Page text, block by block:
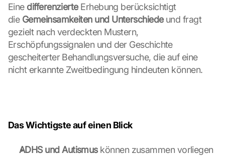
Eine differenzierte Erhebung berücksichtigt
die Gemeinsamkeiten und Unterschiede und fragt
gezielt nach verdeckten Mustern,
Erschöpfungssignalen und der Geschichte
gescheiterter Behandlungsversuche, die auf eine
nicht erkannte Zweitbedingung hindeuten können.
Das Wichtigste auf einen Blick
ADHS und Autismus können zusammen vorliegen
K
a
r
t
e
e
w